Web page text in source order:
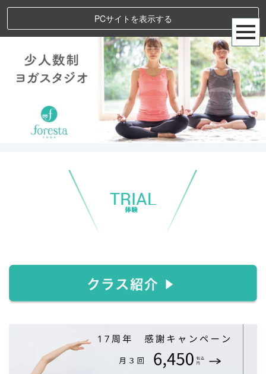
PCサイトを表示する